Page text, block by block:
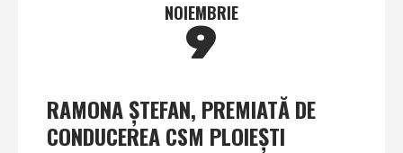
NOIEMBRIE
9
RAMONA ŞTEFAN, PREMIATĂ DE
CONDUCEREA CSM PLOIEŞTI